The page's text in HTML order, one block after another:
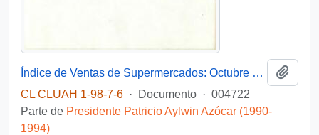
Índice de Ventas de Supermercados: Octubre 1990
CL CLUAH 1-98-7-6 · Documento · 004722
Parte de Presidente Patricio Aylwin Azócar (1990-
1994)